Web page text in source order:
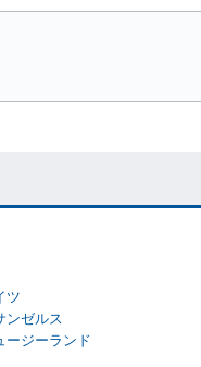
ツ
ンゼルス
ージーランド